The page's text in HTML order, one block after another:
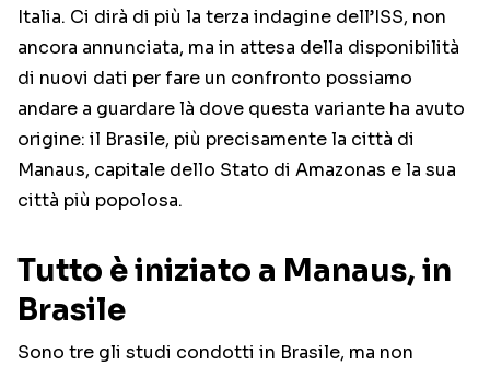
Italia. Ci dirà di più la terza indagine dell’ISS, non
ancora annunciata, ma in attesa della disponibilità
di nuovi dati per fare un confronto possiamo
andare a guardare là dove questa variante ha avuto
origine: il Brasile, più precisamente la città di
Manaus, capitale dello Stato di Amazonas e la sua
città più popolosa.
Tutto è iniziato a Manaus, in
Brasile
Sono tre gli studi condotti in Brasile, ma non